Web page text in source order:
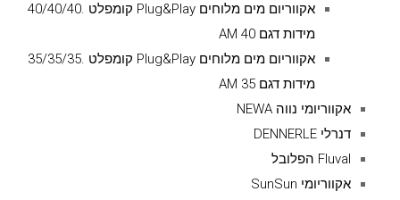
אקווריום מים מלוחים Plug&Play קומפלט .40/40/40
מידות דגם AM 40
אקווריום מים מלוחים Plug&Play קומפלט .35/35/35
מידות דגם AM 35
אקווריומי נווה NEWA
דנרלי DENNERLE
Fluval הפלובל
אקווריומי SunSun